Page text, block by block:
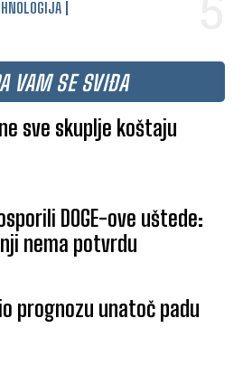
VAM SE SVIĐA
sve skuplje koštaju
DOGE-ove uštede:
nema potvrdu
prognozu unatoč padu